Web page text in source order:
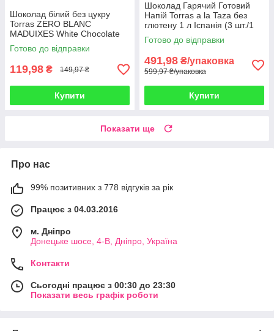
Шоколад білий без цукру
Torras ZERO BLANC
MADUIXES White Chocolate
with strawberries з полуницею
125 г
Готово до відправки
119,98 ₴ 149,97 ₴
Купити
Шоколад Гарячий Готовий
Напій Torras a la Taza без
глютену 1 л Іспанія (3 шт./1
уп)
Готово до відправки
491,98 ₴/упаковка
599,97 ₴/упаковка
Купити
Показати ще
Про нас
99% позитивних з 778 відгуків за рік
Працює з 04.03.2016
м. Дніпро
Донецьке шосе, 4-В, Дніпро, Україна
Контакти
Сьогодні працює з 00:30 до 23:30
Показати весь графік роботи